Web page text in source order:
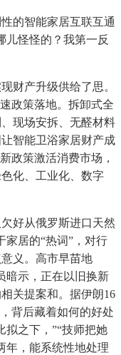
的智能家居互联互通
儿怪怪的？我第一反
产升级供给了思。
政策落地。拆卸式全
现场安拆、无醛材料
智能卫浴家居财产成
政策激活消费市场，
化、工业化、数字
好从俄罗斯进口天然
家居的“热词”，对行
义。高市早苗地
暗示，正在以旧换新
关提案和。据伊朗16
背后藏着如何的好处
拟之下，”“技师把她
年，能系统性地处理